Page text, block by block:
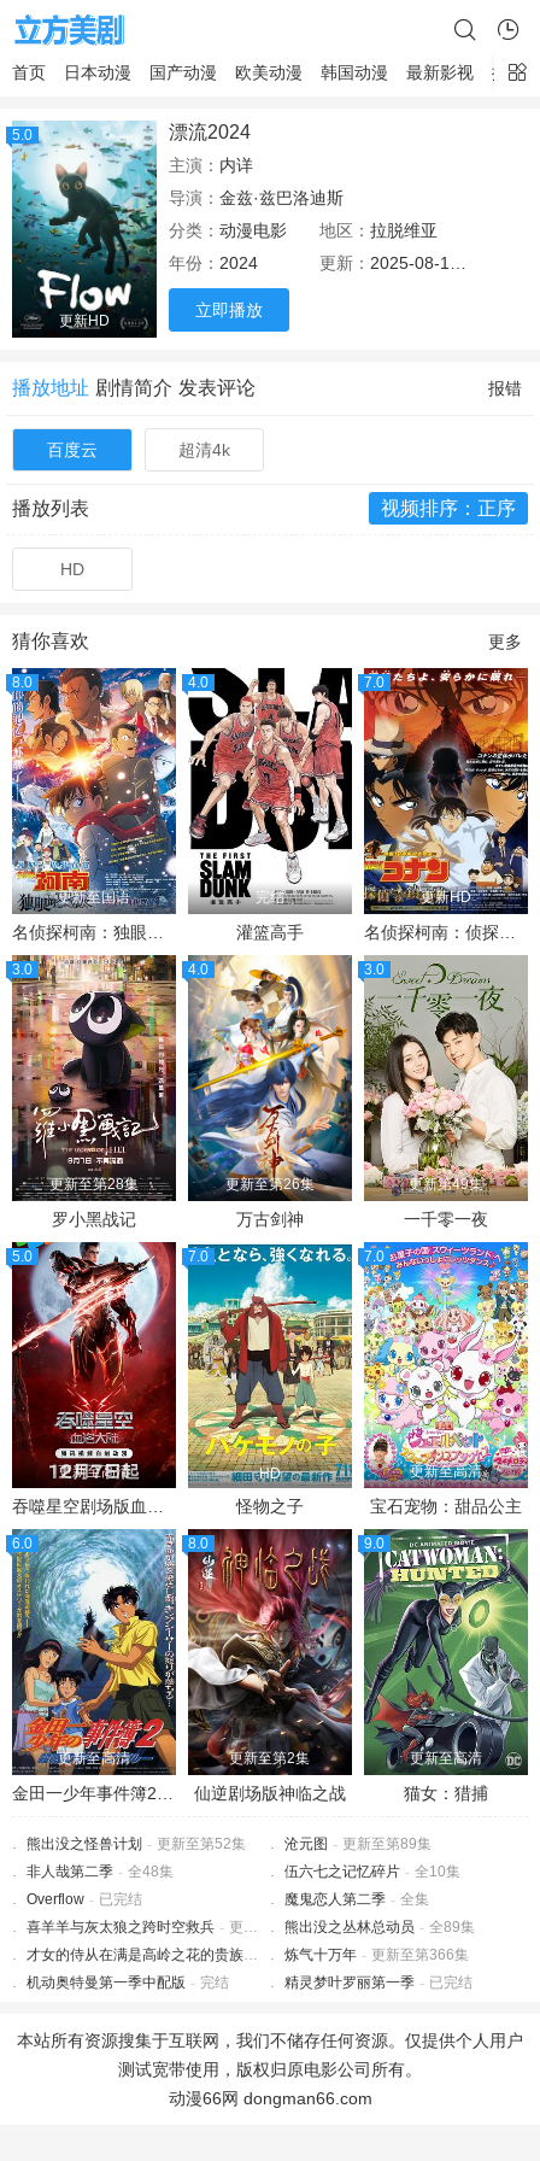
首页 日本动漫 国产动漫 欧美动漫 韩国动漫 最新影视 排行
5.0
更新HD
漂流2024
主演： 内详
导演： 金兹·兹巴洛迪斯
分类： 动漫电影 地区： 拉脱维亚
年份： 2024 更新： 2025-08-16 12:14
立即播放
播放地址 剧情简介 发表评论 报错
百度云 超清4k
播放列表 视频排序：正序
HD
猜你喜欢 更多
8.0
更新至国语
4.0
完结
灌篮高手
7.0
更新HD
3.0
更新至第28集
罗小黑战记
4.0
更新至第26集
万古剑神
3.0
更新第49集
一千零一夜
5.0
更新至高清
7.0
HD
怪物之子
7.0
更新至高清
宝石宠物：甜品公主
6.0
更新至高清
8.0
更新至第2集
仙逆剧场版神临之战
9.0
更新至高清
猫女：猎捕
熊出没之怪兽计划 - 更新至第52集 沧元图 - 更新至第89集
非人哉第二季 - 全48集 伍六七之记忆碎片 - 全10集
Overflow - 已完结 魔鬼恋人第二季 - 全集
喜羊羊与灰太狼之跨时空救兵 - 更新至第60集 熊出没之丛林总动员 - 全89集
才女的侍从在满是高岭之花的贵族学校暗中照顾（毫无生活自理能力的）学院第一大小姐
炼气十万年 - 更新至第366集
机动奥特曼第一季中配版 - 完结 精灵梦叶罗丽第一季 - 已完结
本站所有资源搜集于互联网，我们不储存任何资源。仅提供个人用户
测试宽带使用，版权归原电影公司所有。
动漫66网 dongman66.com